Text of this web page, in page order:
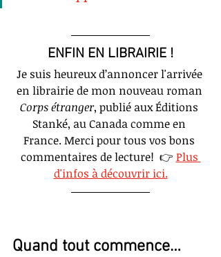
ENFIN EN LIBRAIRIE !
Je suis heureux d’annoncer l'arrivée
en librairie de mon nouveau roman
Corps étranger, publié aux Éditions
Stanké, au Canada comme en
France. Merci pour tous vos bons
commentaires de lecture!  👉 Plus
d'infos à découvrir ici.
Quand tout commence…